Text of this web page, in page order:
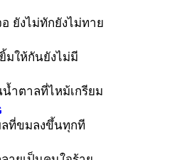
ยังไม่ทักยังไม่ทาย
มให้กันยังไม่มี
น้ำตาลที่ไหม้เกรียม
ที่ขมลงขึ้นทุกที